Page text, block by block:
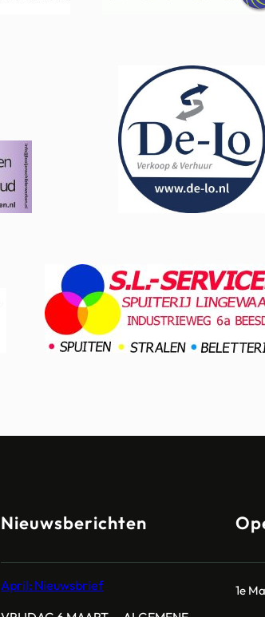
Nieuwsberichten
April: Nieuwsbrief
1e